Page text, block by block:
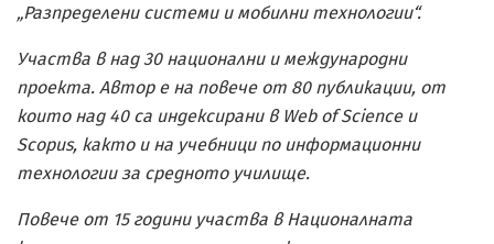
„Разпределени системи и мобилни технологии“.
Участва в над 30 национални и международни
проекта. Автор е на повече от 80 публикации, от
които над 40 са индексирани в Web of Science и
Scopus, както и на учебници по информационни
технологии за средното училище.
Повече от 15 години участва в Националната